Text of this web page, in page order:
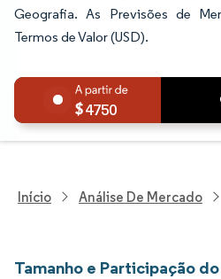
Geografia. As Previsões de
Termos de Valor (USD).
4750
Início Análise De Mercado
Tamanho e Participação